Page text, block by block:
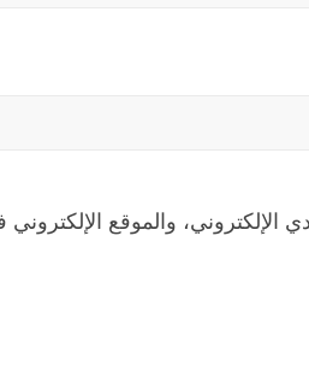
الإلكتروني، والموقع